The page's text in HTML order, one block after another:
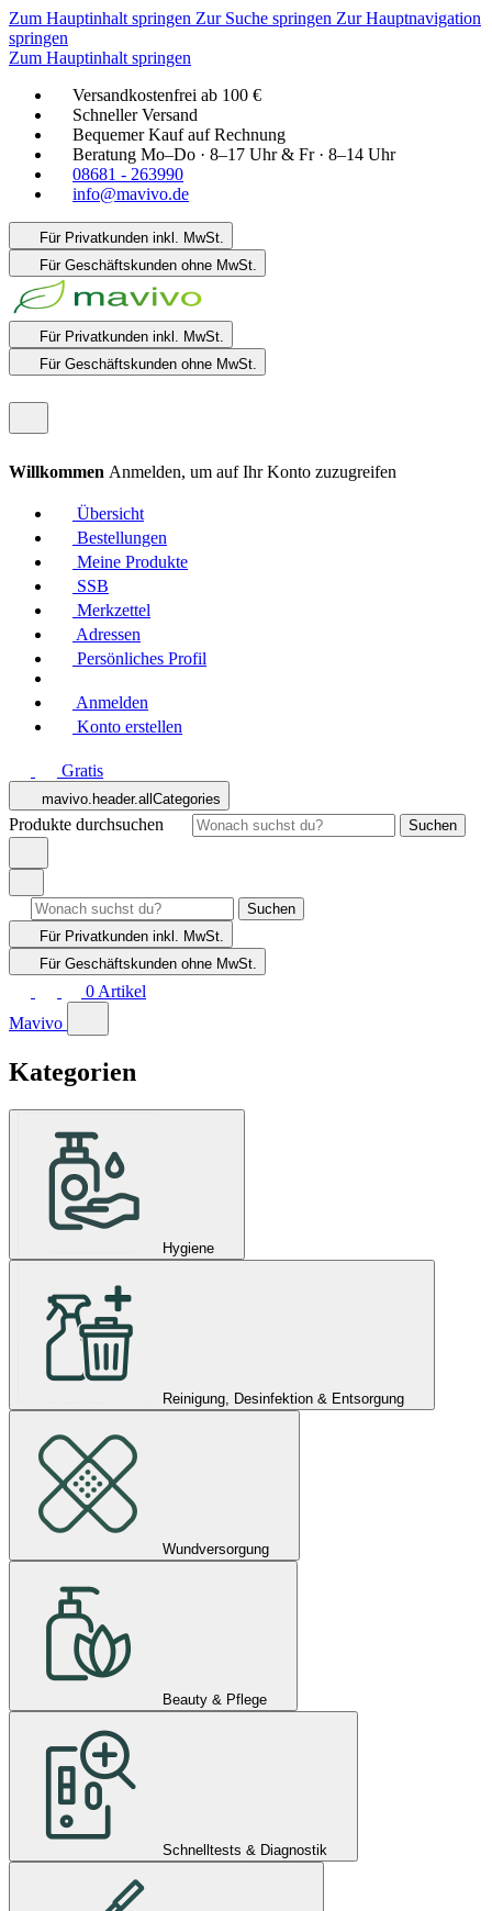
Zum Hauptinhalt springen Zur Suche springen Zur Hauptnavigation
springen
Zum Hauptinhalt springen
Versandkostenfrei ab 100 €
Schneller Versand
Bequemer Kauf auf Rechnung
Beratung Mo–Do · 8–17 Uhr & Fr · 8–14 Uhr
08681 - 263990
info@mavivo.de
Für Privatkunden inkl. MwSt.
Für Geschäftskunden ohne MwSt.
Für Privatkunden inkl. MwSt.
Für Geschäftskunden ohne MwSt.
Willkommen Anmelden, um auf Ihr Konto zuzugreifen
Übersicht
Bestellungen
Meine Produkte
SSB
Merkzettel
Adressen
Persönliches Profil
Anmelden
Konto erstellen
Gratis
mavivo.header.allCategories
Produkte durchsuchen Suchen
Suchen
Für Privatkunden inkl. MwSt.
Für Geschäftskunden ohne MwSt.
0 Artikel
Mavivo
Kategorien
Hygiene
Reinigung, Desinfektion & Entsorgung
Wundversorgung
Beauty & Pflege
Schnelltests & Diagnostik